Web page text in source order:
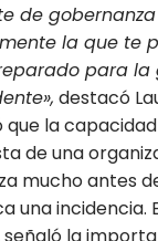
de
la que te
para la
destacó
que la
de una
mucho antes
una incidencia.
señaló la